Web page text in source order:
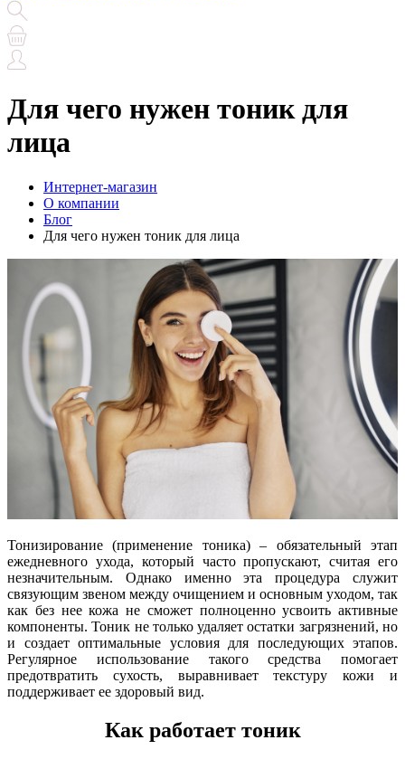
Для чего нужен тоник для
лица
Интернет-магазин
О компании
Блог
Для чего нужен тоник для лица
Тонизирование (применение тоника) – обязательный этап
ежедневного ухода, который часто пропускают, считая его
незначительным. Однако именно эта процедура служит
связующим звеном между очищением и основным уходом, так
как без нее кожа не сможет полноценно усвоить активные
компоненты. Тоник не только удаляет остатки загрязнений, но
и создает оптимальные условия для последующих этапов.
Регулярное использование такого средства помогает
предотвратить сухость, выравнивает текстуру кожи и
поддерживает ее здоровый вид.
Как работает тоник